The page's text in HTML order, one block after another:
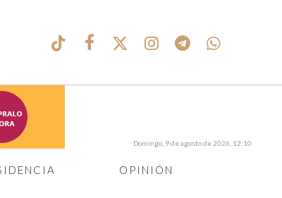
OPINIÓN
Domingo, 9 de agosto de 2026, 12:10